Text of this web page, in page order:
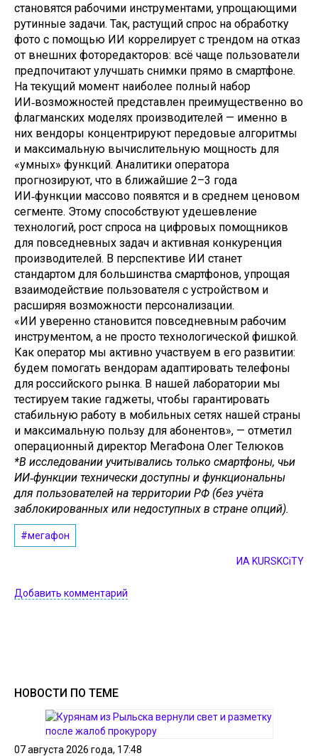
становятся рабочими инструментами, упрощающими
рутинные задачи. Так, растущий спрос на обработку
фото с помощью ИИ коррелирует с трендом на отказ
от внешних фоторедакторов: всё чаще пользователи
предпочитают улучшать снимки прямо в смартфоне.
На текущий момент наиболее полный набор
ИИ‑возможностей представлен преимущественно во
флагманских моделях производителей — именно в
них вендоры концентрируют передовые алгоритмы
и максимальную вычислительную мощность для
«умных» функций. Аналитики оператора
прогнозируют, что в ближайшие 2–3 года
ИИ‑функции массово появятся и в среднем ценовом
сегменте. Этому способствуют удешевление
технологий, рост спроса на цифровых помощников
для повседневных задач и активная конкуренция
производителей. В перспективе ИИ станет
стандартом для большинства смартфонов, упрощая
взаимодействие пользователя с устройством и
расширяя возможности персонализации.
«ИИ уверенно становится повседневным рабочим
инструментом, а не просто технологической фишкой.
Как оператор мы активно участвуем в его развитии:
будем помогать вендорам адаптировать телефоны
для российского рынка. В нашей лаборатории мы
тестируем такие гаджеты, чтобы гарантировать
стабильную работу в мобильных сетях нашей страны
и максимальную пользу для абонентов», — отметил
операционный директор МегаФона Олег Телюков
*В исследовании учитывались только смартфоны, чьи
ИИ‑функции технически доступны и функциональны
для пользователей на территории РФ (без учёта
заблокированных или недоступных в стране опций).
#мегафон
ИА KURSKCiTY
Добавить комментарий
НОВОСТИ ПО ТЕМЕ
07 августа 2026 года, 17:48